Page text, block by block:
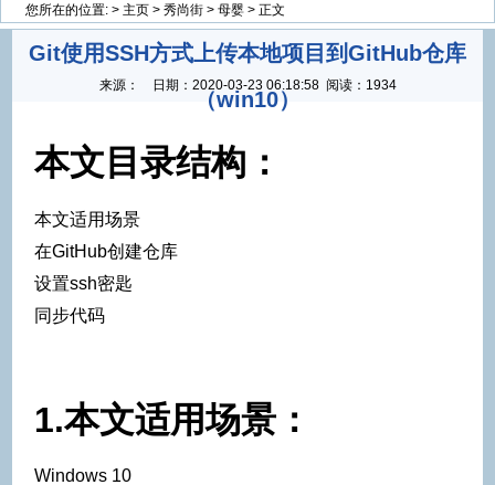
您所在的位置: > 主页 > 秀尚街 > 母婴 > 正文
Git使用SSH方式上传本地项目到GitHub仓库
（win10）
来源： 日期： 2020-03-23 06:18:58 阅读：1934
本文目录结构：
本文适用场景
在GitHub创建仓库
设置ssh密匙
同步代码
1.本文适用场景：
Windows 10